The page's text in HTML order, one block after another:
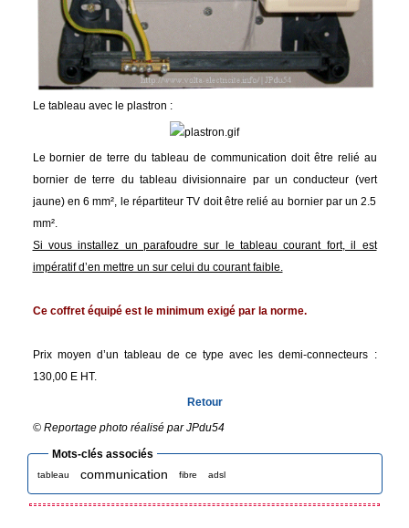
Le tableau avec le plastron :
Le bornier de terre du tableau de communication doit être relié au
bornier de terre du tableau divisionnaire par un conducteur (vert
jaune) en 6 mm², le répartiteur TV doit être relié au bornier par un 2.5
mm².
Si vous installez un parafoudre sur le tableau courant fort, il est
impératif d’en mettre un sur celui du courant faible.
Ce coffret équipé est le minimum exigé par la norme.
Prix moyen d’un tableau de ce type avec les demi-connecteurs :
130,00 E HT.
Retour
© Reportage photo réalisé par JPdu54
Mots-clés associés
tableau communication fibre adsl